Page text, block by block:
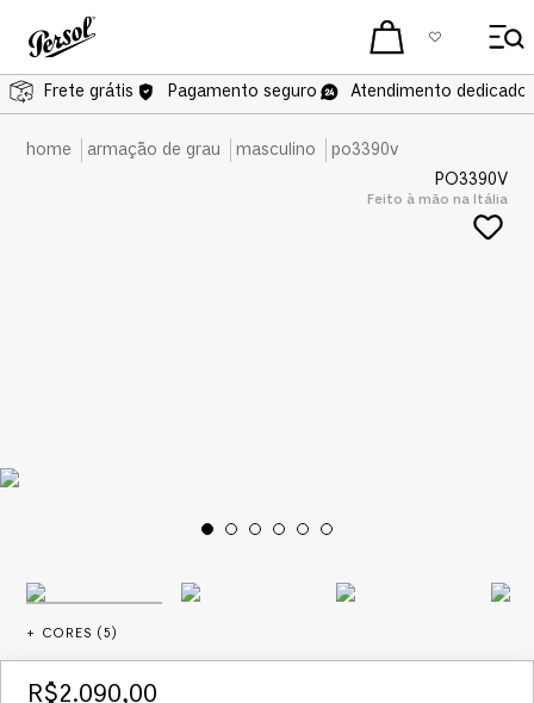
Frete grátis Pagamento seguro Atendimento dedicado
armação de grau masculino
po3390v
PO3390V
Feito à mão na Itália
+ CORES (5)
R$2.090,00